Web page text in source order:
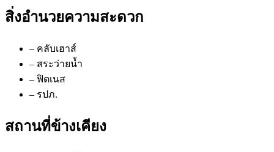
สิ่งอำนวยความสะดวก
– คลับเฮาส์
– สระว่ายน้ำ
– ฟิตเนส
– รปภ.
สถานที่ข้างเคียง